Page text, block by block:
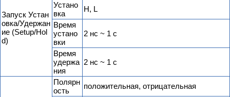
Запуск Устан
овка/Удержан
ие (Setup/Hol
d)
Устано
вка
H, L
Время
устано
вки
2 нс ~ 1 с
Время
удержа
ния
2 нс ~ 1 с
Полярн
ость
положительная, отрицательная